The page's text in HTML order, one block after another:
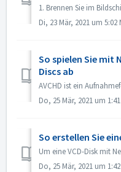
Di, 23 Mär, 2021 um 5:02
So spielen Sie mit
Discs ab
Do, 25 Mär, 2021 um 1:41
So erstellen Sie
Do, 25 Mär, 2021 um 1:42